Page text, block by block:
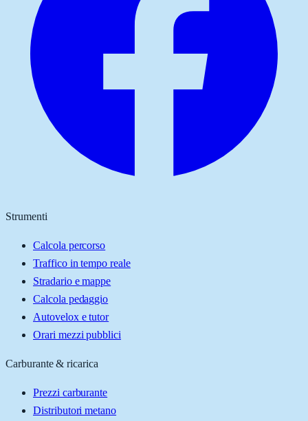
Strumenti
Calcola percorso
Traffico in tempo reale
Stradario e mappe
Calcola pedaggio
Autovelox e tutor
Orari mezzi pubblici
Carburante & ricarica
Prezzi carburante
Distributori metano